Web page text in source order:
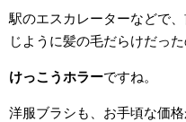
駅のエスカレーターなどで
じように髪の毛だらけだっ
けっこうホラーですね。
洋服ブラシも、お手頃な価